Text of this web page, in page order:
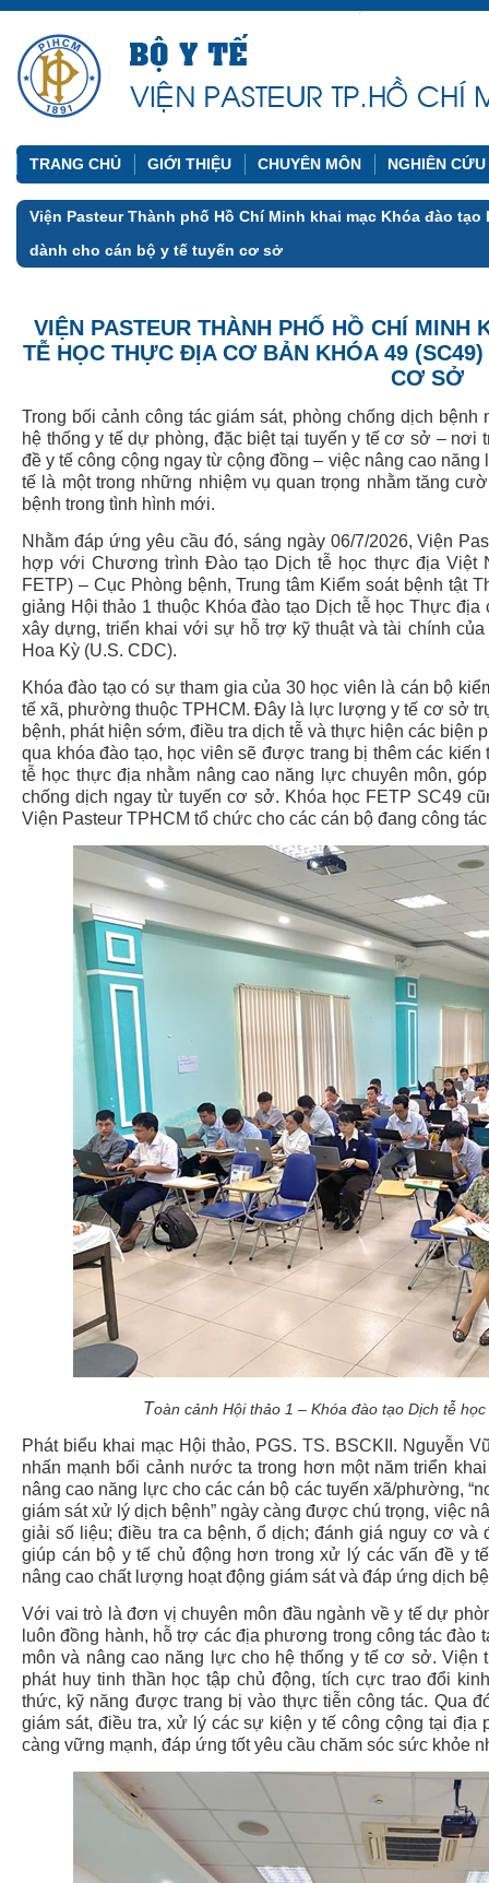
TRANG CHỦ GIỚI THIỆU CHUYÊN MÔN NGHIÊN
Viện Pasteur Thành phố Hồ Chí Minh khai mạc Khóa đào
dành cho cán bộ y tế tuyến cơ sở
VIỆN PASTEUR THÀNH PHỐ HỒ CHÍ
TỄ HỌC THỰC ĐỊA CƠ BẢN KHÓA 49
CƠ SỞ
Trong bối cảnh công tác giám sát, phòng chống dịch
hệ thống y tế dự phòng, đặc biệt tại tuyến y tế cơ sở –
đề y tế công cộng ngay từ cộng đồng – việc nâng cao
tế là một trong những nhiệm vụ quan trọng nhằm tăng
bệnh trong tình hình mới.
Nhằm đáp ứng yêu cầu đó, sáng ngày 06/7/2026, Viện
hợp với Chương trìnhĐào tạo Dịch tễ học thực địa Việt
FETP) – Cục Phòng bệnh, Trung tâm Kiểm soát bệnh tật
giảng Hội thảo 1 thuộc Khóa đào tạo Dịch tễ học Thực địa
xây dựng, triển khai với sự hỗ trợ kỹ thuật và tài chính
Hoa Kỳ (U.S. CDC).
Khóa đào tạo có sự tham gia của 30 học viên là cán bộ
tế xã, phường thuộcTPHCM. Đây là lực lượng y tế cơ sở
bệnh, phát hiện sớm, điều tra dịch tễ và thực hiện các biện
qua khóa đào tạo, học viên sẽ được trang bị thêm các
tễ học thực địa nhằm nâng cao năng lực chuyên môn,
chống dịch ngay từ tuyến cơ sở. Khóa học FETP SC49
Viện Pasteur TPHCM tổ chức cho các cán bộ đang công
Toàn cảnh Hội thảo 1 – Khóa đào tạo Dịch tễ
Phát biểu khai mạc Hội thảo, PGS. TS. BSCKII. Nguyễn
nhấn mạnh bối cảnh nước ta trong hơn một năm triển
nâng cao năng lực cho các cán bộ các tuyến xã/phường,
giám sát xử lý dịch bệnh” ngày càng được chú trọng, việc
giải số liệu; điều tra ca bệnh, ổ dịch; đánh giá nguy cơ
giúp cán bộ y tế chủ động hơn trong xử lý các vấn đề y
nâng cao chất lượng hoạt động giám sát và đáp ứng dịch
Với vai trò là đơn vị chuyên môn đầu ngành về y tế dự
luôn đồng hành, hỗ trợ các địa phương trong công tác
môn và nâng cao năng lực cho hệ thống y tế cơ sở.
phát huy tinh thần học tập chủ động, tích cực trao đổi
thức, kỹ năng được trang bị vào thực tiễn công tác. Qua
giám sát, điều tra, xử lý các sự kiện y tế công cộng tại
càng vững mạnh, đáp ứng tốt yêu cầu chăm sóc sức khỏe